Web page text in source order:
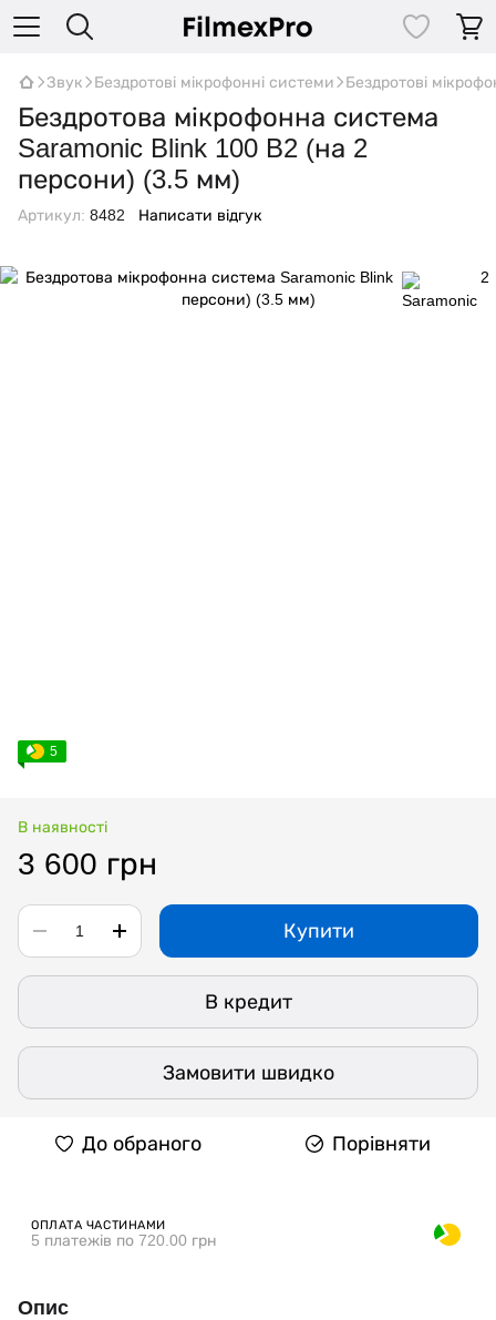
Звук Бездротові мікрофонні системи Бездротові
Бездротова мікрофонна система
Saramonic Blink 100 B2 (на 2
персони) (3.5 мм)
Артикул: 8482 Написати відгук
5
В наявності
3 600 грн
Купити
В кредит
Замовити швидко
До обраного Порівняти
ОПЛАТА ЧАСТИНАМИ
5 платежів по 720.00 грн
Опис